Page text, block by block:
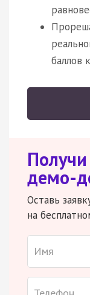
баллов
демо-
Оставь
на